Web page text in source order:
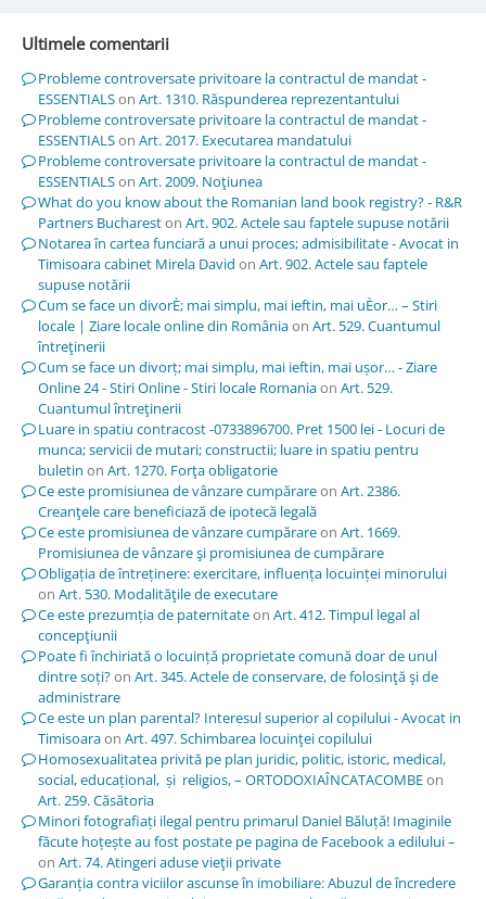
Ultimele comentarii
Probleme controversate privitoare la contractul de mandat -
ESSENTIALSon Art. 1310. Răspunderea reprezentantului
Probleme controversate privitoare la contractul de mandat -
ESSENTIALSon Art. 2017. Executarea mandatului
Probleme controversate privitoare la contractul de mandat -
ESSENTIALSon Art. 2009. Noţiunea
What do you know about the Romanian land book registry? - R&R
Partners Buchareston Art. 902. Actele sau faptele supuse notării
Notarea în cartea funciară a unui proces; admisibilitate - Avocat in
Timisoara cabinet Mirela David on Art. 902. Actele sau faptele
supuse notării
Cum se face un divorÈ; mai simplu, mai ieftin, mai uÈor… – Stiri
locale | Ziare locale online din Româniaon Art. 529. Cuantumul
întreţinerii
Cum se face un divorț; mai simplu, mai ieftin, mai ușor… - Ziare
Online 24 - Stiri Online - Stiri locale Romaniaon Art. 529.
Cuantumul întreţinerii
Luare in spatiu contracost -0733896700. Pret 1500 lei - Locuri de
munca; servicii de mutari; constructii; luare in spatiu pentru
buletin on Art. 1270. Forţa obligatorie
Ce este promisiunea de vânzare cumpărareon Art. 2386.
Creanţele care beneficiază de ipotecă legală
Ce este promisiunea de vânzare cumpărareon Art. 1669.
Promisiunea de vânzare şi promisiunea de cumpărare
Obligația de întreținere: exercitare, influența locuinței minorului
on Art. 530. Modalităţile de executare
Ce este prezumția de paternitateon Art. 412. Timpul legal al
concepţiunii
Poate fi închiriată o locuință proprietate comună doar de unul
dintre soți?on Art. 345. Actele de conservare, de folosinţă şi de
administrare
Ce este un plan parental? Interesul superior al copilului - Avocat in
Timisoaraon Art. 497. Schimbarea locuinţei copilului
Homosexualitatea privită pe plan juridic, politic, istoric, medical,
social, educațional, și religios, – ORTODOXIAÎNCATACOMBEon
Art. 259. Căsătoria
Minori fotografiați ilegal pentru primarul Daniel Băluță! Imaginile
făcute hoțește au fost postate pe pagina de Facebook a edilului –
on Art. 74. Atingeri aduse vieţii private
Garanția contra viciilor ascunse în imobiliare: Abuzul de încredere